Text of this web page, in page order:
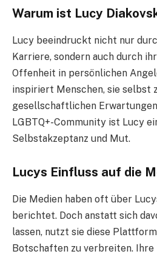
Warum ist Lucy
Lucy beeindruckt nicht nur
Karriere, sondern auch durch
Offenheit in persönlichen
inspiriert Menschen, sie selbst
gesellschaftlichen
LGBTQ+-Community ist Lucy
Selbstakzeptanz und Mut.
Lucys Einfluss auf die
Die Medien haben oft über
berichtet. Doch anstatt sich
lassen, nutzt sie diese
Botschaften zu verbreiten.